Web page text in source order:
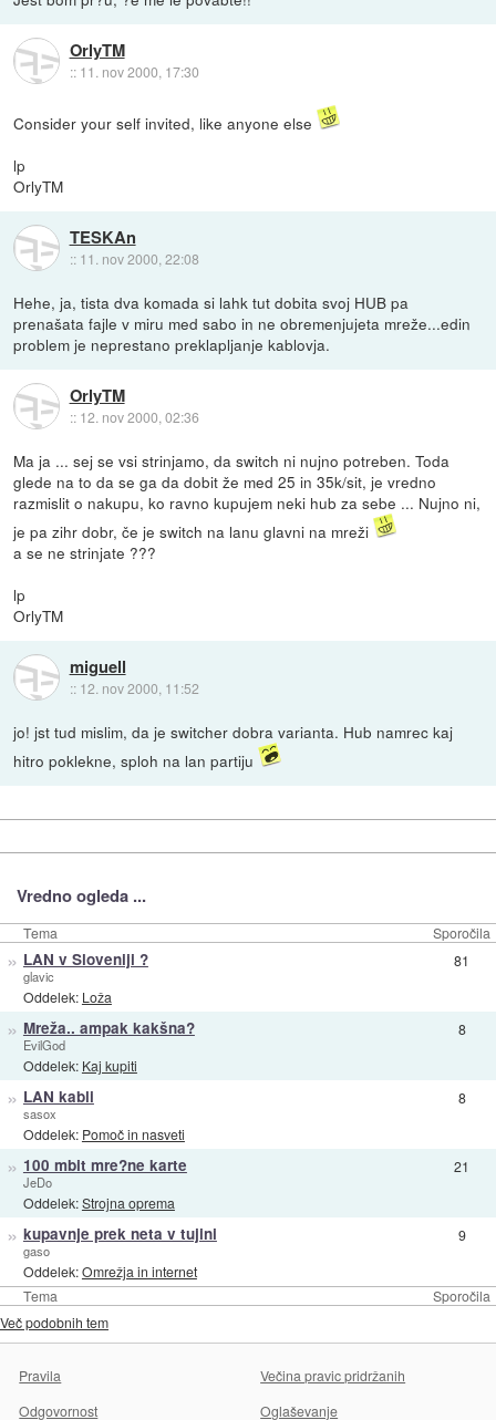
OrlyTM
:: 11. nov 2000, 17:30
Consider your self invited, like anyone else
lp
OrlyTM
TESKAn
:: 11. nov 2000, 22:08
Hehe, ja, tista dva komada si lahk tut dobita svoj HUB pa
prenašata fajle v miru med sabo in ne obremenjujeta mreže...edin
problem je neprestano preklapljanje kablovja.
OrlyTM
:: 12. nov 2000, 02:36
Ma ja ... sej se vsi strinjamo, da switch ni nujno potreben. Toda
glede na to da se ga da dobit že med 25 in 35k/sit, je vredno
razmislit o nakupu, ko ravno kupujem neki hub za sebe ... Nujno ni,
je pa zihr dobr, če je switch na lanu glavni na mreži
a se ne strinjate ???
lp
OrlyTM
miguell
:: 12. nov 2000, 11:52
jo! jst tud mislim, da je switcher dobra varianta. Hub namrec kaj
hitro poklekne, sploh na lan partiju
Vredno ogleda ...
Tema Sporočila
Tema Sporočila
» LAN v Sloveniji ?
glavic
Oddelek: Loža
81
» Mreža.. ampak kakšna?
EvilGod
Oddelek: Kaj kupiti
8
» LAN kabli
sasox
Oddelek: Pomoč in nasveti
8
» 100 mbit mre?ne karte
JeDo
Oddelek:Strojna oprema
21
» kupavnje prek neta v tujini
gaso
Oddelek:Omrežja in internet
9
Več podobnih tem
Pravila
Večina pravic pridržanih
Odgovornost
Oglaševanje